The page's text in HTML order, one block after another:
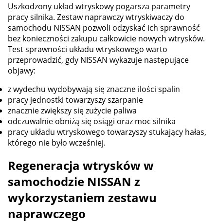
Uszkodzony układ wtryskowy pogarsza parametry
pracy silnika. Zestaw naprawczy wtryskiwaczy do
samochodu NISSAN pozwoli odzyskać ich sprawność
bez konieczności zakupu całkowicie nowych wtrysków.
Test sprawności układu wtryskowego warto
przeprowadzić, gdy NISSAN wykazuje następujące
objawy:
z wydechu wydobywają się znaczne ilości spalin
pracy jednostki towarzyszy szarpanie
znacznie zwiększy się zużycie paliwa
odczuwalnie obniżą się osiągi oraz moc silnika
pracy układu wtryskowego towarzyszy stukający hałas,
którego nie było wcześniej.
Regeneracja wtrysków w
samochodzie NISSAN z
wykorzystaniem zestawu
naprawczego